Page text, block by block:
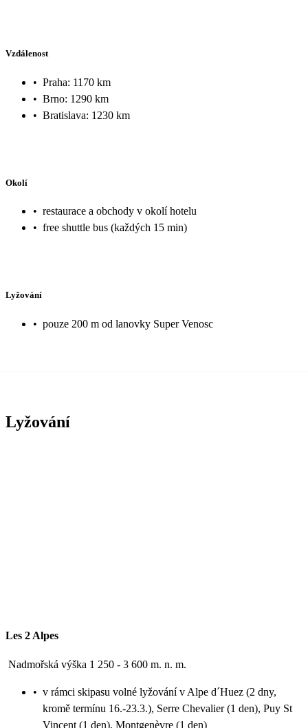
Vzdálenost
• Praha: 1170 km
• Brno: 1290 km
• Bratislava: 1230 km
Okolí
• restaurace a obchody v okolí hotelu
• free shuttle bus (každých 15 min)
Lyžování
• pouze 200 m od lanovky Super Venosc
Lyžování
Les 2 Alpes
Nadmořská výška 1 250 - 3 600 m. n. m.
• v rámci skipasu volné lyžování v Alpe d´Huez (2 dny,
kromě termínu 16.-23.3.), Serre Chevalier (1 den), Puy St
Vincent (1 den), Montgenèvre (1 den)